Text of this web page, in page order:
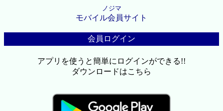
ノジマ
モバイル会員サイト
会員ログイン
アプリを使うと簡単にログインができる!!
ダウンロードはこちら